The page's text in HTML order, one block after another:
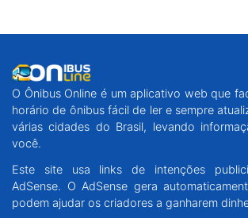
O Ônibus Online é um aplicativo web que
horário de ônibus fácil de ler e sempre
várias cidades do Brasil, levando
você.
Este site usa links de intenções
AdSense. O AdSense gera
podem ajudar os criadores a ganharem